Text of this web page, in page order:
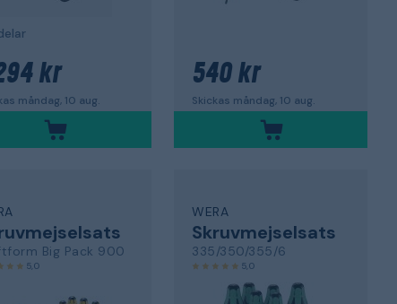
kr
måndag, 10 aug.
540 kr
Skickas måndag, 10 aug.
Big Pack 900
5,0
WERA
Skruvmejselsats
335/350/355/6
5,0